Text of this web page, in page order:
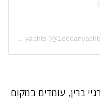
ברין, עומדים במקום